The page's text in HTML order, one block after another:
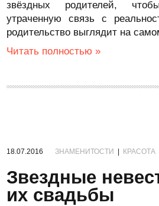
звёздных родителей,
утраченную связь с
родительство выглядит на
Читать полностью »
18.07.2016 ЗНАМЕНИТОСТИ КРАСОТА
Звездные
их свадьбы